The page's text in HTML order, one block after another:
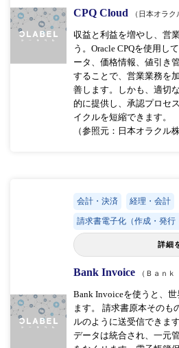
CPQ Cloud （日本オラク
収益と利益を増やし、営
う。Oracle CPQを使用し
ータ、価格情報、値引き
することで、営業業務を
善します。しかも、適切
的に提供し、承認プロセ
イクルを短縮できます。
（参照元：日本オラクル
会計・決済 経理・会計
請求書電子化（作成・発行
詳細
Bank Invoice （Ｂａｎ
Bank Invoiceを使うと、
ます。 請求書原本そのも
ルのように送受信できま
データは統合され、一元